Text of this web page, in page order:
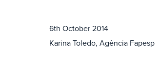
6th October 2014
Karina Toledo, Agência Fapesp